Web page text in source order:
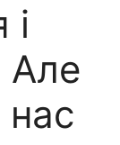
Але
нас